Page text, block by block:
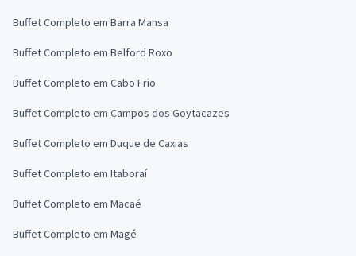
Buffet Completo em Barra Mansa
Buffet Completo em Belford Roxo
Buffet Completo em Cabo Frio
Buffet Completo em Campos dos Goytacazes
Buffet Completo em Duque de Caxias
Buffet Completo em Itaboraí
Buffet Completo em Macaé
Buffet Completo em Magé